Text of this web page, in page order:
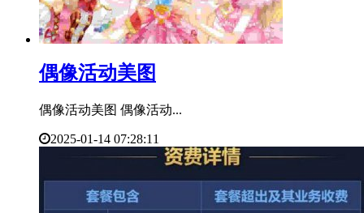
​偶像活动美图
偶像活动美图 偶像活动...
2025-01-14 07:28:11